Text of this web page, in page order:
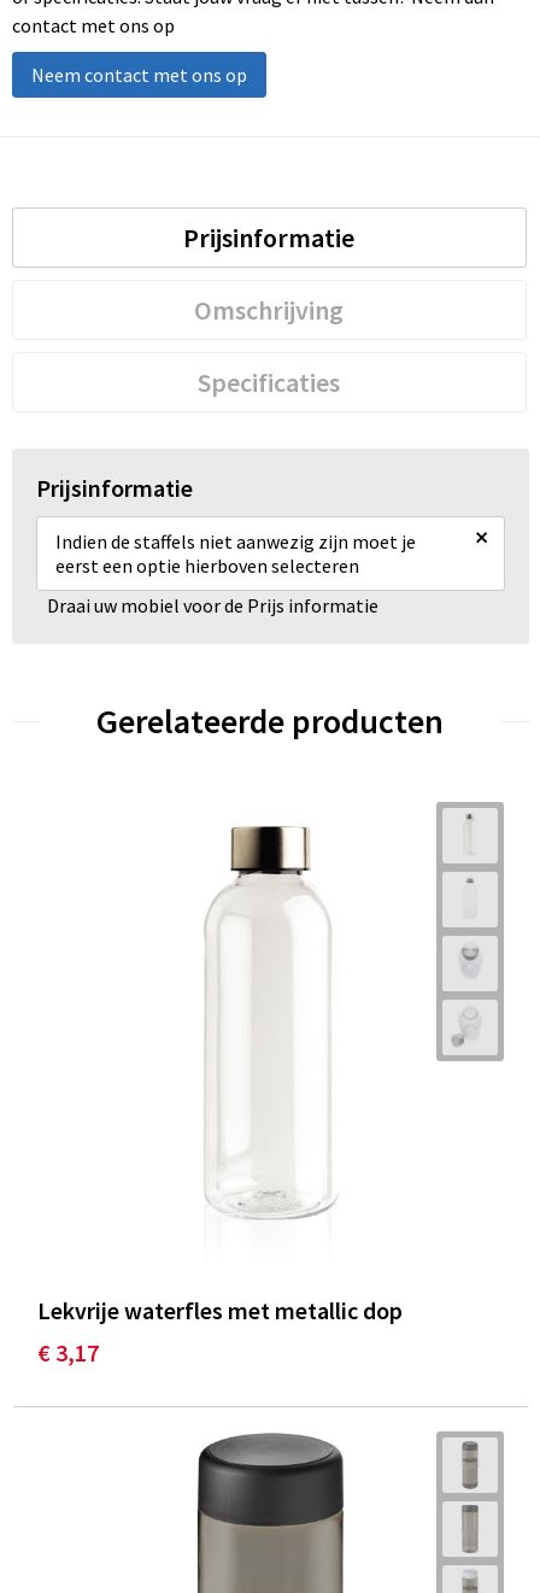
contact met ons op
Neem contact met ons op
Prijsinformatie
Omschrijving
Specificaties
Prijsinformatie
Indien de staffels niet aanwezig zijn moet je
eerst een optie hierboven selecteren
×
Draai uw mobiel voor de Prijs informatie
Gerelateerde producten
Lekvrije waterfles met metallic dop
€ 3,17